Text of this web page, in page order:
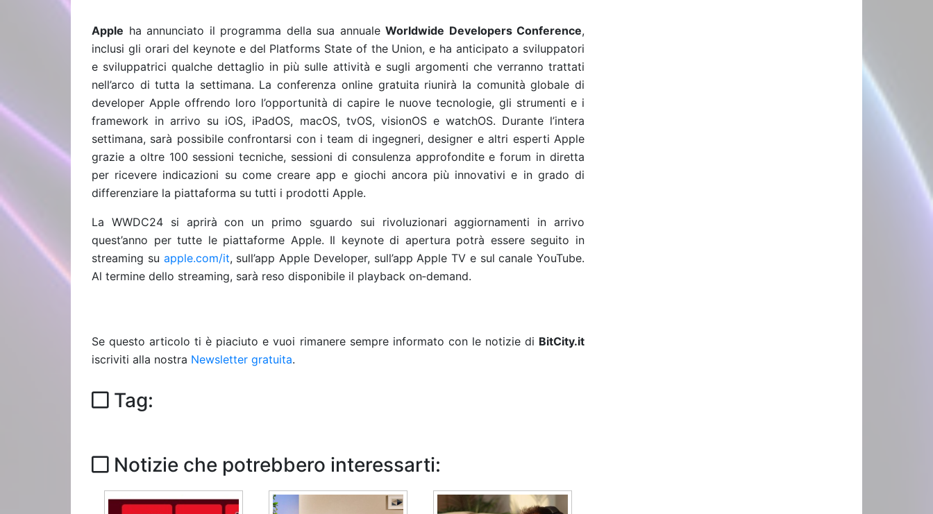
Apple ha annunciato il programma della sua annuale Worldwide Developers Conference,
inclusi gli orari del keynote e del Platforms State of the Union, e ha anticipato a sviluppatori
e sviluppatrici qualche dettaglio in più sulle attività e sugli argomenti che verranno trattati
nell’arco di tutta la settimana. La conferenza online gratuita riunirà la comunità globale di
developer Apple offrendo loro l’opportunità di capire le nuove tecnologie, gli strumenti e i
framework in arrivo su iOS, iPadOS, macOS, tvOS, visionOS e watchOS. Durante l’intera
settimana, sarà possibile confrontarsi con i team di ingegneri, designer e altri esperti Apple
grazie a oltre 100 sessioni tecniche, sessioni di consulenza approfondite e forum in diretta
per ricevere indicazioni su come creare app e giochi ancora più innovativi e in grado di
differenziare la piattaforma su tutti i prodotti Apple.
La WWDC24 si aprirà con un primo sguardo sui rivoluzionari aggiornamenti in arrivo
quest’anno per tutte le piattaforme Apple. Il keynote di apertura potrà essere seguito in
streaming su apple.com/it, sull’app Apple Developer, sull’app Apple TV e sul canale YouTube.
Al termine dello streaming, sarà reso disponibile il playback on‑demand.
Se questo articolo ti è piaciuto e vuoi rimanere sempre informato con le notizie di BitCity.it
iscriviti alla nostra Newsletter gratuita.
Tag:
Notizie che potrebbero interessarti: